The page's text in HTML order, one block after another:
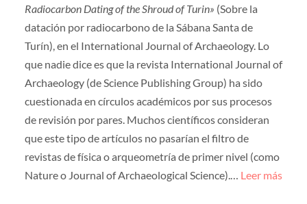
Radiocarbon Dating of the Shroud of Turin» (Sobre la
datación por radiocarbono de la Sábana Santa de
Turín), en el International Journal of Archaeology. Lo
que nadie dice es que la revista International Journal of
Archaeology (de Science Publishing Group) ha sido
cuestionada en círculos académicos por sus procesos
de revisión por pares. Muchos científicos consideran
que este tipo de artículos no pasarían el filtro de
revistas de física o arqueometría de primer nivel (como
Nature o Journal of Archaeological Science).… Leer más